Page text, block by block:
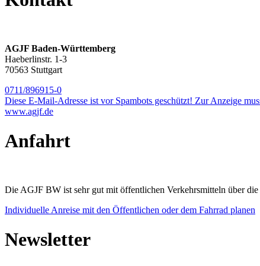
AGJF Baden-Württemberg
Haeberlinstr. 1-3
70563 Stuttgart
0711/896915-0
Diese E-Mail-Adresse ist vor Spambots geschützt! Zur Anzeige
www.agjf.de
Anfahrt
Die AGJF BW ist sehr gut mit öffentlichen Verkehrsmitteln über
Individuelle Anreise mit den Öffentlichen oder dem Fahrrad planen
Newsletter